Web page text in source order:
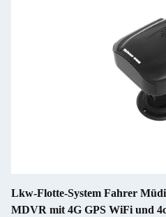
Lkw-Flotte-System Fahrer
MDVR mit 4G GPS WiFi und